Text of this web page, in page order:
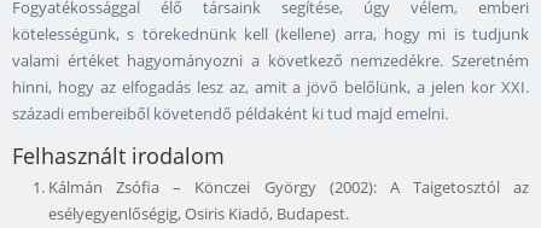
Fogyatékossággal élő társaink segítése, úgy vélem, emberi
kötelességünk, s törekednünk kell (kellene) arra, hogy mi is tudjunk
valami értéket hagyományozni a következő nemzedékre. Szeretném
hinni, hogy az elfogadás lesz az, amit a jövő belőlünk, a jelen kor XXI.
századi embereiből követendő példaként ki tud majd emelni.
Felhasznált irodalom
Kálmán Zsófia – Könczei György (2002): A Taigetosztól az
esélyegyenlőségig, Osiris Kiadó, Budapest.